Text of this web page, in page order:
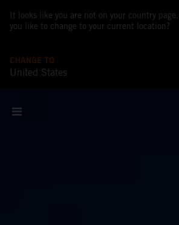
It looks like you are not on your country page.
you like to change to your current location?
CHANGE TO
United States